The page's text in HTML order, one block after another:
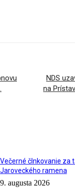
NDS
na
Večerné člnkovanie za
Jaroveckého ramena
9. augusta 2026